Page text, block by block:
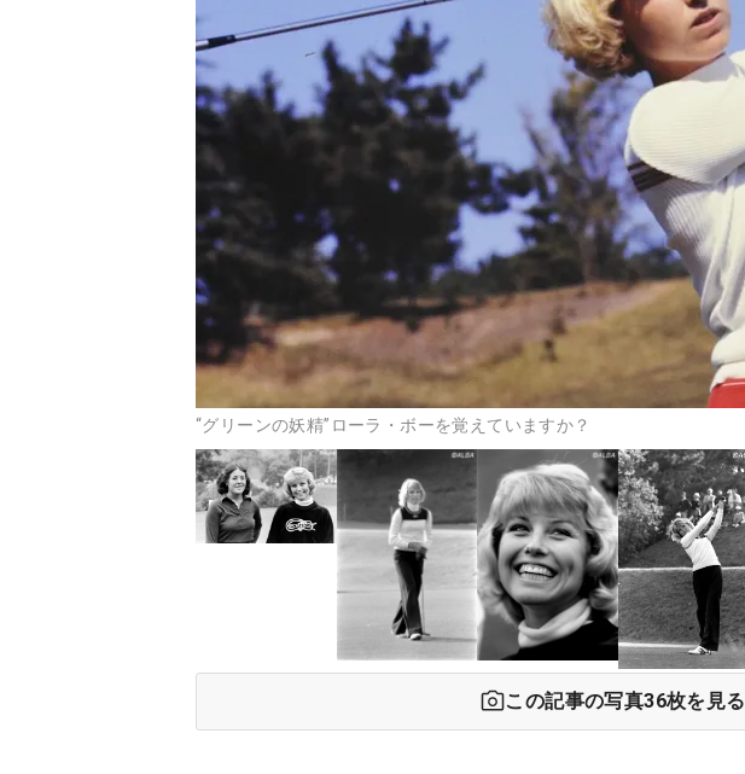
“グリーンの妖精”ローラ・ボーを覚えていますか？
この記事の写真36枚を見る